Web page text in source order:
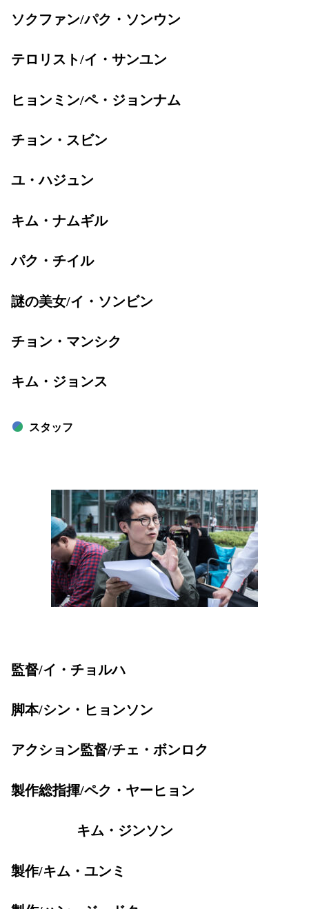
ソクファン/パク・ソンウン
テロリスト/イ・サンユン
ヒョンミン/ペ・ジョンナム
チョン・スビン
ユ・ハジュン
キム・ナムギル
パク・チイル
謎の美女/イ・ソンビン
チョン・マンシク
キム・ジョンス
スタッフ
監督/イ・チョルハ
脚本/シン・ヒョンソン
アクション監督/チェ・ボンロク
製作総指揮/ペク・ヤーヒョン
キム・ジンソン
製作/キム・ユンミ